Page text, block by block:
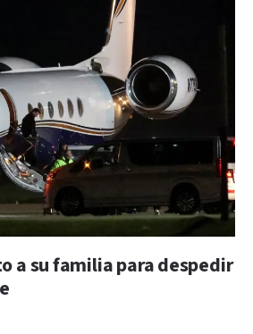
a su familia para despedir